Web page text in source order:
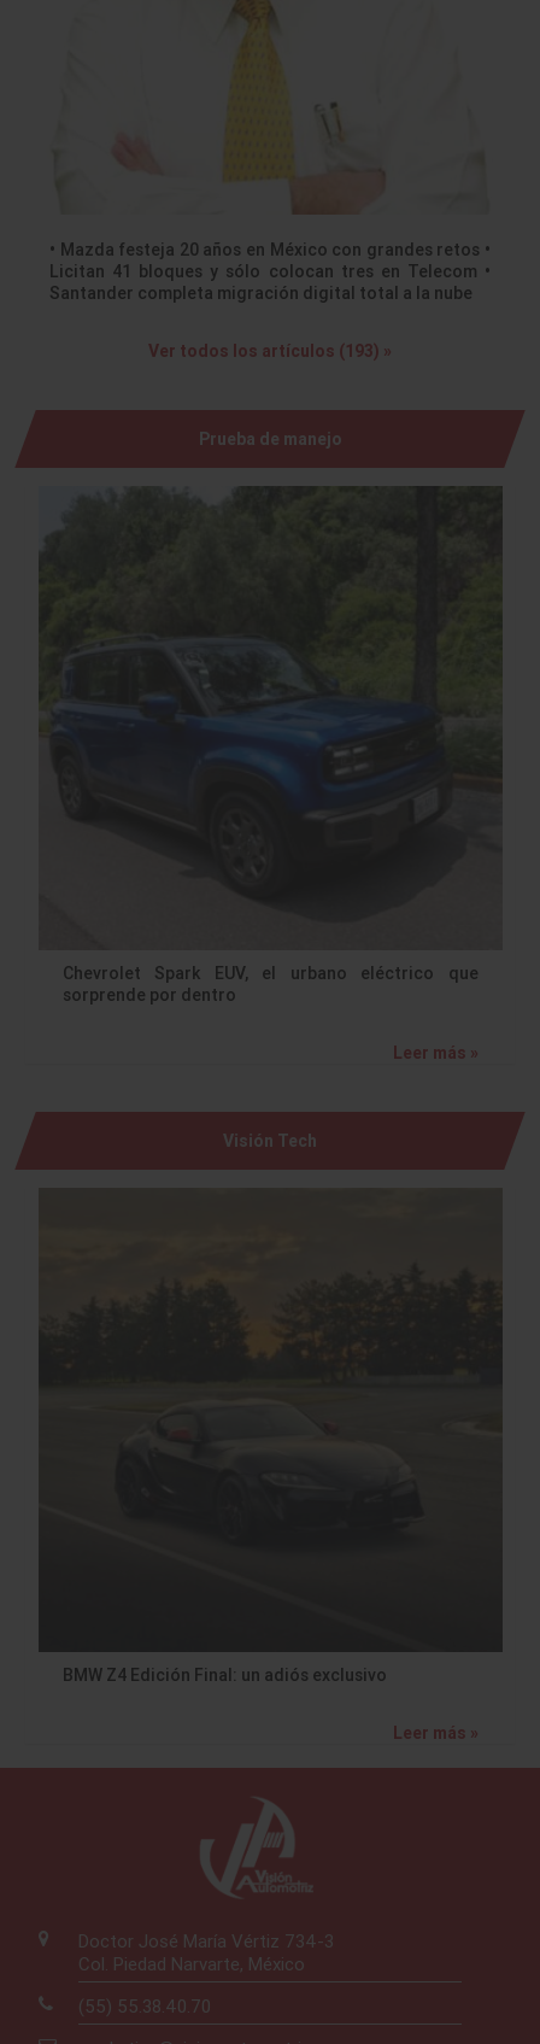
• Mazda festeja 20 años en México con grandes retos •
Licitan 41 bloques y sólo colocan tres en Telecom •
Santander completa migración digital total a la nube
Ver todos los artículos (193) »
Prueba de manejo
Chevrolet Spark EUV, el urbano eléctrico que
sorprende por dentro
Leer más »
Visión Tech
BMW Z4 Edición Final: un adiós exclusivo
Leer más »
Doctor José María Vértiz 734-3
Col. Piedad Narvarte, México
(55) 55.38.40.70